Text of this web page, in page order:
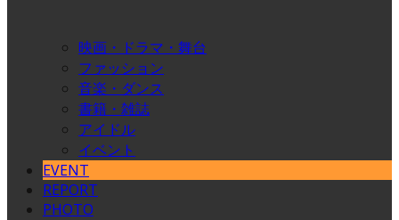
映画・ドラマ・舞台
ファッション
音楽・ダンス
書籍・雑誌
アイドル
イベント
EVENT
REPORT
PHOTO